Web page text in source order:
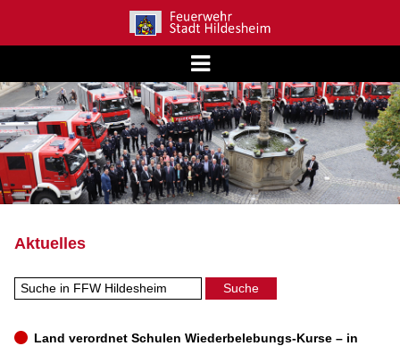
Aktuelles
Land verordnet Schulen Wiederbelebungs-Kurse – in